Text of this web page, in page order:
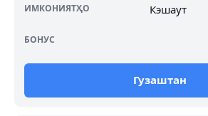
Кэшаут
Гузаштан